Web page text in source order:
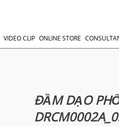
VIDEO CLIP ONLINE STORE
ĐẦM DẠO